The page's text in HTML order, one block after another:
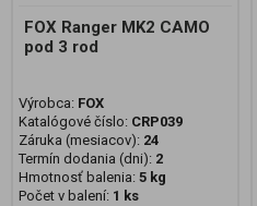
FOX Ranger MK2 CAMO
pod 3 rod
Výrobca: FOX
Katalógové číslo: CRP039
Záruka (mesiacov): 24
Termín dodania (dni): 2
Hmotnosť balenia: 5 kg
Počet v balení: 1 ks